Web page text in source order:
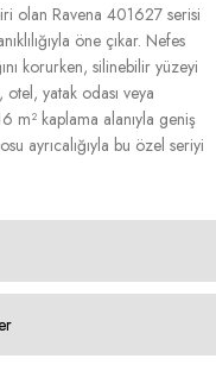
olan Ravena 401627 serisi
öne çıkar. Nefes
korurken, silinebilir yüzeyi
yatak odası veya
m² kaplama alanıyla geniş
ayrıcalığıyla bu özel seriyi